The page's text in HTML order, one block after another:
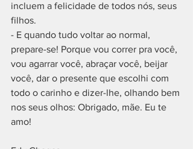
incluem a felicidade de todos nós, seus
filhos.
- E quando tudo voltar ao normal,
prepare-se! Porque vou correr pra você,
vou agarrar você, abraçar você, beijar
você, dar o presente que escolhi com
todo o carinho e dizer-lhe, olhando bem
nos seus olhos: Obrigado, mãe. Eu te
amo!